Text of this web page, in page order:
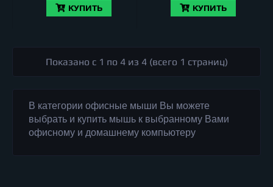
КУПИТЬ КУПИТЬ
Показано с 1 по 4 из 4 (всего 1 страниц)
В категории офисные мыши Вы можете
выбрать и купить мышь к выбранному Вами
офисному и домашнему компьютеру